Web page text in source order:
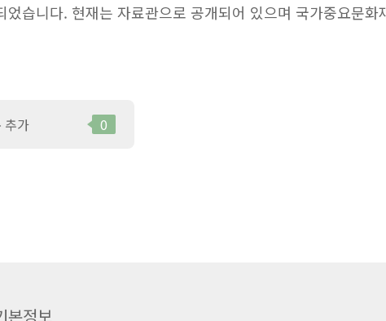
습니다. 현재는 자료관으로 공개되어 있으며 국가중요문화
추가 0
본정보